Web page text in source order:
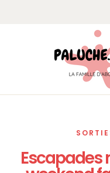
Escapades